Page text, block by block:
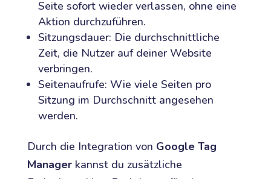
Seite sofort wieder verlassen, ohne eine
Aktion durchzuführen.
Sitzungsdauer: Die durchschnittliche
Zeit, die Nutzer auf deiner Website
verbringen.
Seitenaufrufe: Wie viele Seiten pro
Sitzung im Durchschnitt angesehen
werden.
Durch die Integration von Google Tag
Managerkannst du zusätzliche